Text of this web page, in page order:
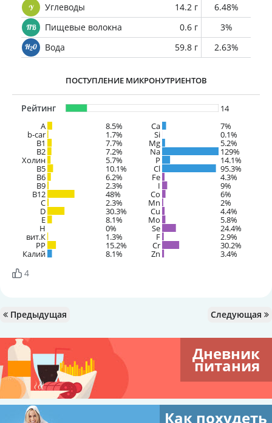
Углеводы
14.2 г
6.48%
Пищевые волокна
0.6 г
3%
Вода
59.8 г 2.63%
ПОСТУПЛЕНИЕ МИКРОНУТРИЕНТОВ
Рейтинг
14
A
8.5%
b-car 1.7%
В1 7.7%
B2 7.2%
Холин 5.7%
B5 10.1%
B6 6.2%
B9 2.3%
B12 48%
C 2.3%
D 30.3%
E 8.1%
H 0%
вит.К 1.3%
PP 15.2%
Калий 8.1%
Ca 7%
Si 0.1%
Mg 5.2%
Na 129%
P 14.1%
Cl 95.3%
Fe 4.3%
I 9%
Co 6%
Mn 2%
Cu 4.4%
Mo 5.8%
Se 24.4%
F 2.9%
Cr 30.2%
Zn 3.4%
4
Предыдущая Следующая
Дневник
питания
Как похудеть